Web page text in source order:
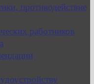
противодействие
работников